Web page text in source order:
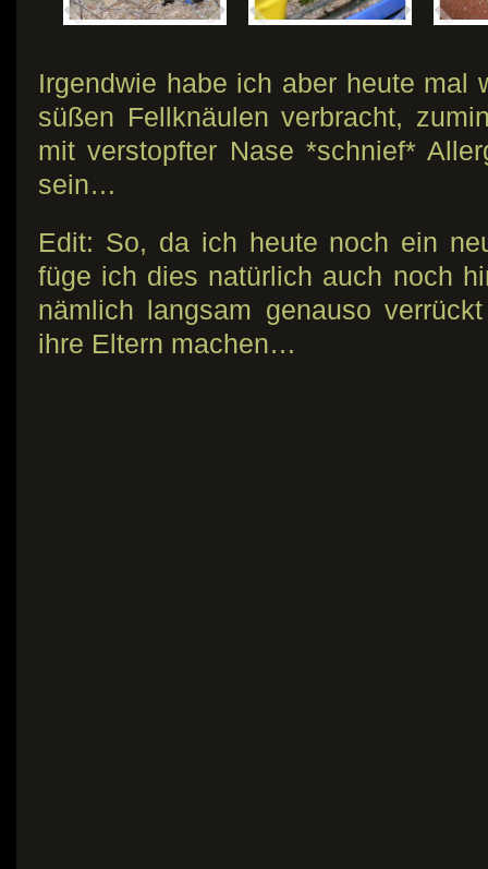
Irgendwie habe ich aber heute mal
süßen Fellknäulen verbracht,
mit verstopfter Nase *schnief*
sein…
Edit: So, da ich heute noch ein
füge ich dies natürlich auch noch
nämlich langsam genauso
ihre Eltern machen…